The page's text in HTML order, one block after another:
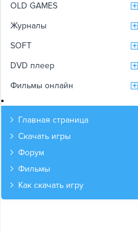
OLD GAMES
Журналы
SOFT
DVD плеер
Фильмы онлайн
Главная страница
Скачать игры
Форум
Фильмы
Как скачать игру